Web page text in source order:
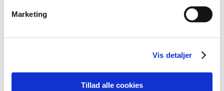
Marketing
Vis detaljer
Tillad alle cookies
2010 (7)
2008 (8)